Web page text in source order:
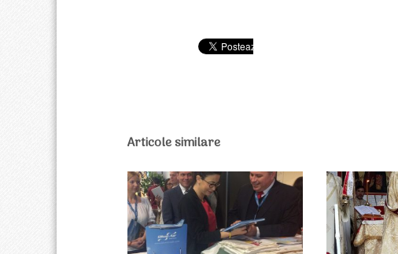
Articole similare